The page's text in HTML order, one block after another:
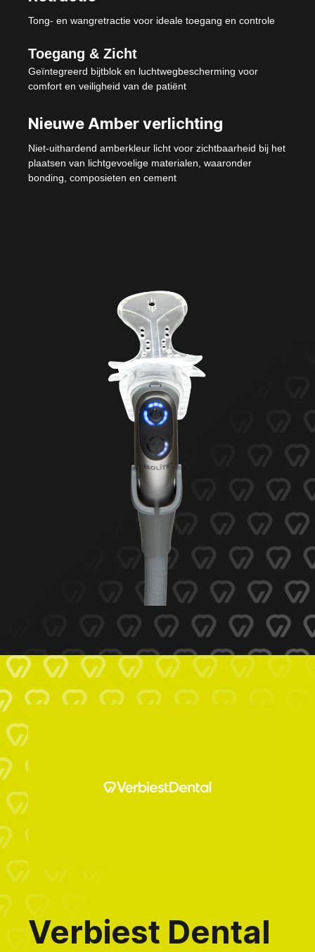
Tong- en wangretractie voor ideale toegang en controle
Toegang & Zicht
Geïntegreerd bijtblok en luchtwegbescherming voor
comfort en veiligheid van de patiënt
Nieuwe Amber verlichting
Niet-uithardend amberkleur licht voor zichtbaarheid bij het
plaatsen van lichtgevoelige materialen, waaronder
bonding, composieten en cement
Verbiest Dental